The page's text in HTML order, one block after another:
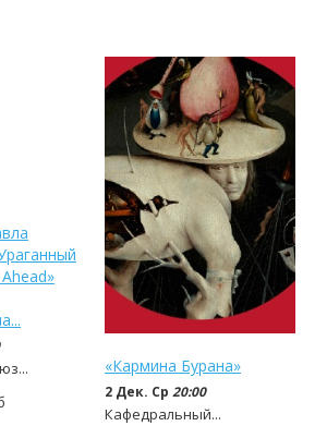
«Кармина Бурана»
2 Дек. Ср 20:00
Кафедральный...